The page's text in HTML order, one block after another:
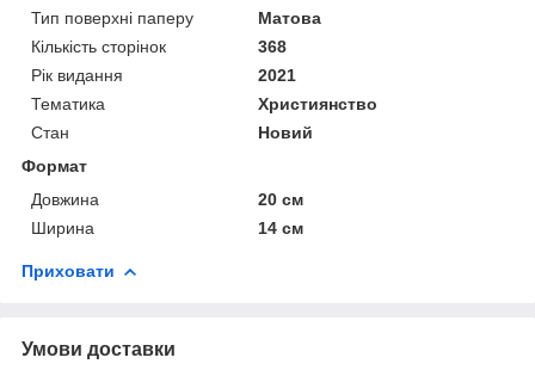
Тип поверхні паперу
Матова
Кількість сторінок
368
Рік видання
2021
Тематика
Християнство
Стан
Новий
Формат
Довжина
20 см
Ширина
14 см
Приховати
Умови доставки